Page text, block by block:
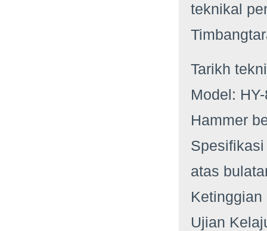
teknikal
Tarikh
Model:
Hammer
atas
Ujian